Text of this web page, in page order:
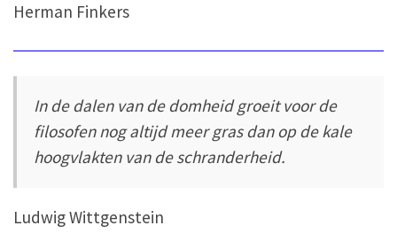
Herman Finkers
In de dalen van de domheid groeit voor de
filosofen nog altijd meer gras dan op de kale
hoogvlakten van de schranderheid.
Ludwig Wittgenstein